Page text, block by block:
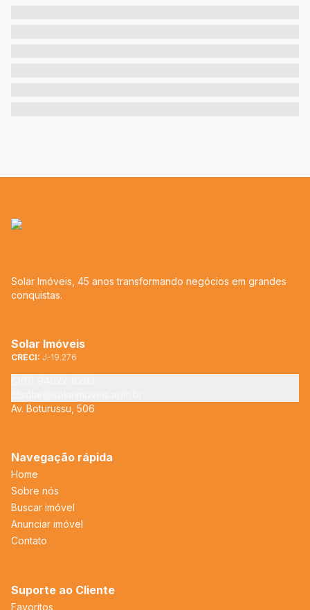
Solar Imóveis, 45 anos transformando negócios em grandes
conquistas.
Solar Imóveis
CRECI: J-19.276
Av. Boturussu, 506
Navegação rápida
Home
Sobre nós
Buscar imóvel
Anunciar imóvel
Contato
Suporte ao Cliente
Favoritos